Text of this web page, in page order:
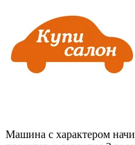
Машина с характером